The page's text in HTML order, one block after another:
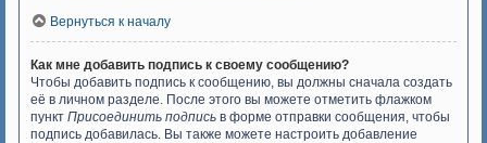
Вернуться к началу
Как мне добавить подпись к своему сообщению?
Чтобы добавить подпись к сообщению, вы должны сначала создать
её в личном разделе. После этого вы можете отметить флажком
пункт Присоединить подпись в форме отправки сообщения, чтобы
подпись добавилась. Вы также можете настроить добавление